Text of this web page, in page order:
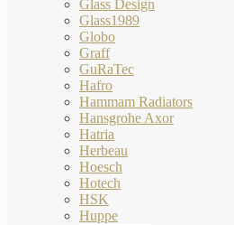
Glass Design
Glass1989
Globo
Graff
GuRaTec
Hafro
Hammam Radiators
Hansgrohe Axor
Hatria
Herbeau
Hoesch
Hotech
HSK
Huppe